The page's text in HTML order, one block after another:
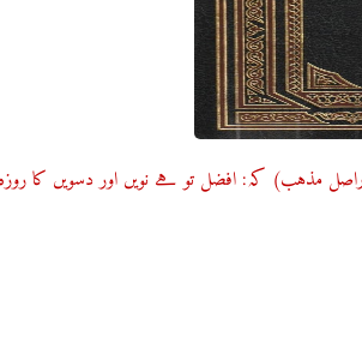
مذہب) کہ: افضل تو ہے نویں اور دسویں کا